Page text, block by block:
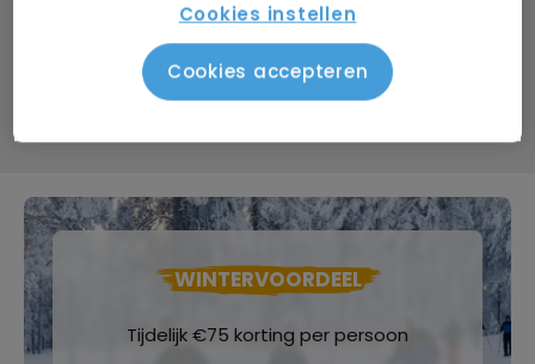
19 dagen vanaf 3.249 p.p.
Bijkomende kosten €26,25 p.p. op basis van 2 personen
WINTERVOORDEEL
Tijdelijk €75 korting per persoon
Cookies instellen
Cookies accepteren